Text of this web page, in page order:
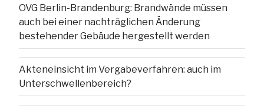
OVG Berlin-Brandenburg: Brandwände müssen
auch bei einer nachträglichen Änderung
bestehender Gebäude hergestellt werden
Akteneinsicht im Vergabeverfahren: auch im
Unterschwellenbereich?